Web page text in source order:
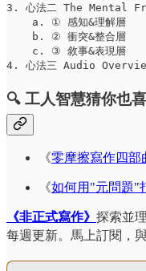
3. 心法二 The Mental
    a. ① 感知&理解層
    b. ② 衝突&整合層
    c. ③ 敘事&表現層
4. 心法三 Audio
🔍 工人智慧猜你也
《零摩擦寫作四部
《如何用"元問題"
《非正式寫作》 探索並
每週更新。馬上訂閱，